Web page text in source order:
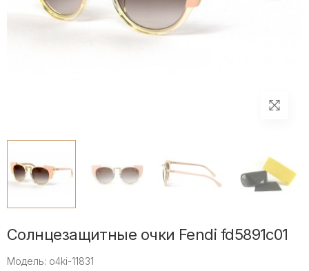
Солнцезащитные очки Fendi fd5891c01
Модель: o4ki-11831